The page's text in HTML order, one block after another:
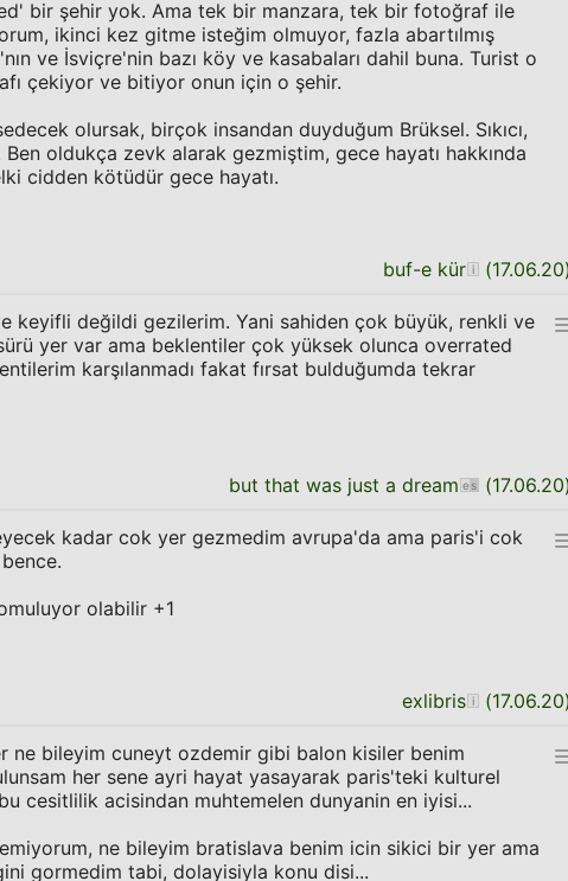
bir şehir yok. Ama tek bir manzara, tek bir fotoğraf ile
ikinci kez gitme isteğim olmuyor, fazla abartılmış
ve İsviçre'nin bazı köy ve kasabaları dahil buna. Turist o
çekiyor ve bitiyor onun için o şehir.
olursak, birçok insandan duyduğum Brüksel. Sıkıcı,
oldukça zevk alarak gezmiştim, gece hayatı hakkında
cidden kötüdür gece hayatı.
buf-e kür (17.06.20
keyifli değildi gezilerim. Yani sahiden çok büyük, renkli ve
yer var ama beklentiler çok yüksek olunca overrated
karşılanmadı fakat fırsat bulduğumda tekrar
but that was just a dream (17.06.20
kadar cok yer gezmedim avrupa'da ama paris'i cok
olabilir +1
exlibris (17.06.20
ne bileyim cuneyt ozdemir gibi balon kisiler benim
her sene ayri hayat yasayarak paris'teki kulturel
cesitlilik acisindan muhtemelen dunyanin en iyisi...
ne bileyim bratislava benim icin sikici bir yer ama
gormedim tabi, dolayisiyla konu disi...